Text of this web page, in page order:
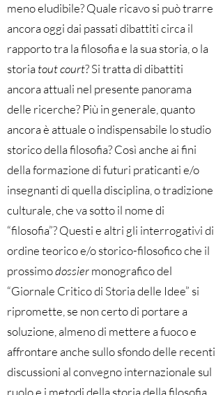
meno eludibile? Quale ricavo si può trarre
ancora oggi dai passati dibattiti circa il
rapporto tra la filosofia e la sua storia, o la
storiatout court? Si tratta di dibattiti
ancora attuali nel presente panorama
delle ricerche? Più in generale, quanto
ancora è attuale o indispensabile lo studio
storico della filosofia? Così anche ai fini
della formazione di futuri praticanti e/o
insegnanti di quella disciplina, o tradizione
culturale, che va sotto il nome di
“filosofia”? Questi e altri gli interrogativi di
ordine teorico e/o storico-filosofico che il
prossimodossiermonografico del
“Giornale Critico di Storia delle Idee” si
ripromette, se non certo di portare a
soluzione, almeno di mettere a fuoco e
affrontare anche sullo sfondo delle recenti
discussioni al convegno internazionale sul
ruolo e i metodi della storia della filosofia